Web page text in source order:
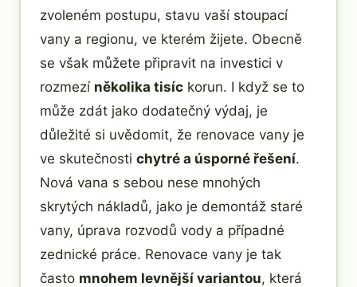
zvoleném postupu, stavu vaší stoupací
vany a regionu, ve kterém žijete. Obecně
se však můžete připravit na investici v
rozmezí několika tisíc korun. I když se to
může zdát jako dodatečný výdaj, je
důležité si uvědomit, že renovace vany je
ve skutečnosti chytré a úsporné řešení.
Nová vana s sebou nese mnohých
skrytých nákladů, jako je demontáž staré
vany, úprava rozvodů vody a případné
zednické práce. Renovace vany je tak
často mnohem levnější variantou, která